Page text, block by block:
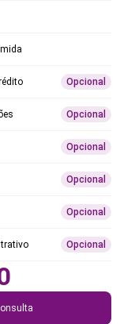
Opcional
Opcional
Opcional
Opcional
Opcional
Opcional